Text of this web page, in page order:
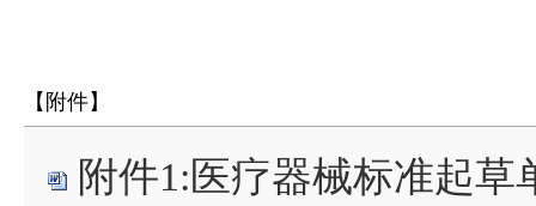
【附件】
附件1:医疗器械标准起草